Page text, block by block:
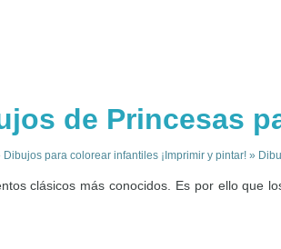
de Princesas
Dibujos para colorear infantiles ¡Imprimir y pintar! »
clásicos más conocidos. Es por ello que